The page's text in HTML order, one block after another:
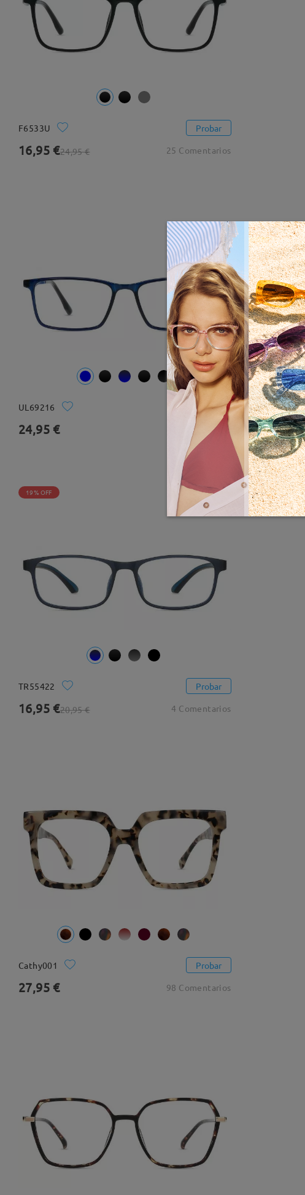
F6533U Probar
16,95 €24,95 € 25 Comentarios
UL69216 Probar
24,95 € 86 Comentarios
19% OFF
TR55422 Probar
16,95 €20,95 € 4 Comentarios
Cathy001 Probar
27,95 € 98 Comentarios